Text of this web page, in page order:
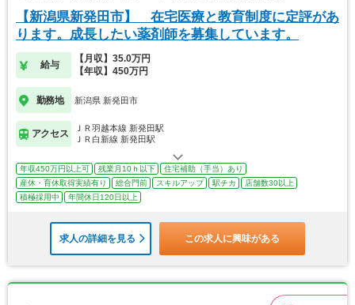
【新潟県新発田市】 在宅医療と教育制度に定評があ
ります。成長したい薬剤師を募集しています。
給与
【月収】35.0万円
【年収】450万円
勤務地 新潟県 新発田市
アクセス
ＪＲ羽越本線 新発田駅
ＪＲ白新線 新発田駅
年収450万円以上可 残業月10ｈ以下
住宅補助（手当）あり
産休・育休取得実績有り
総合門前 スキルアップ 駅チカ
店舗数30以上
積極採用中
年間休日120日以上
求人の詳細を見る この求人に興味がある